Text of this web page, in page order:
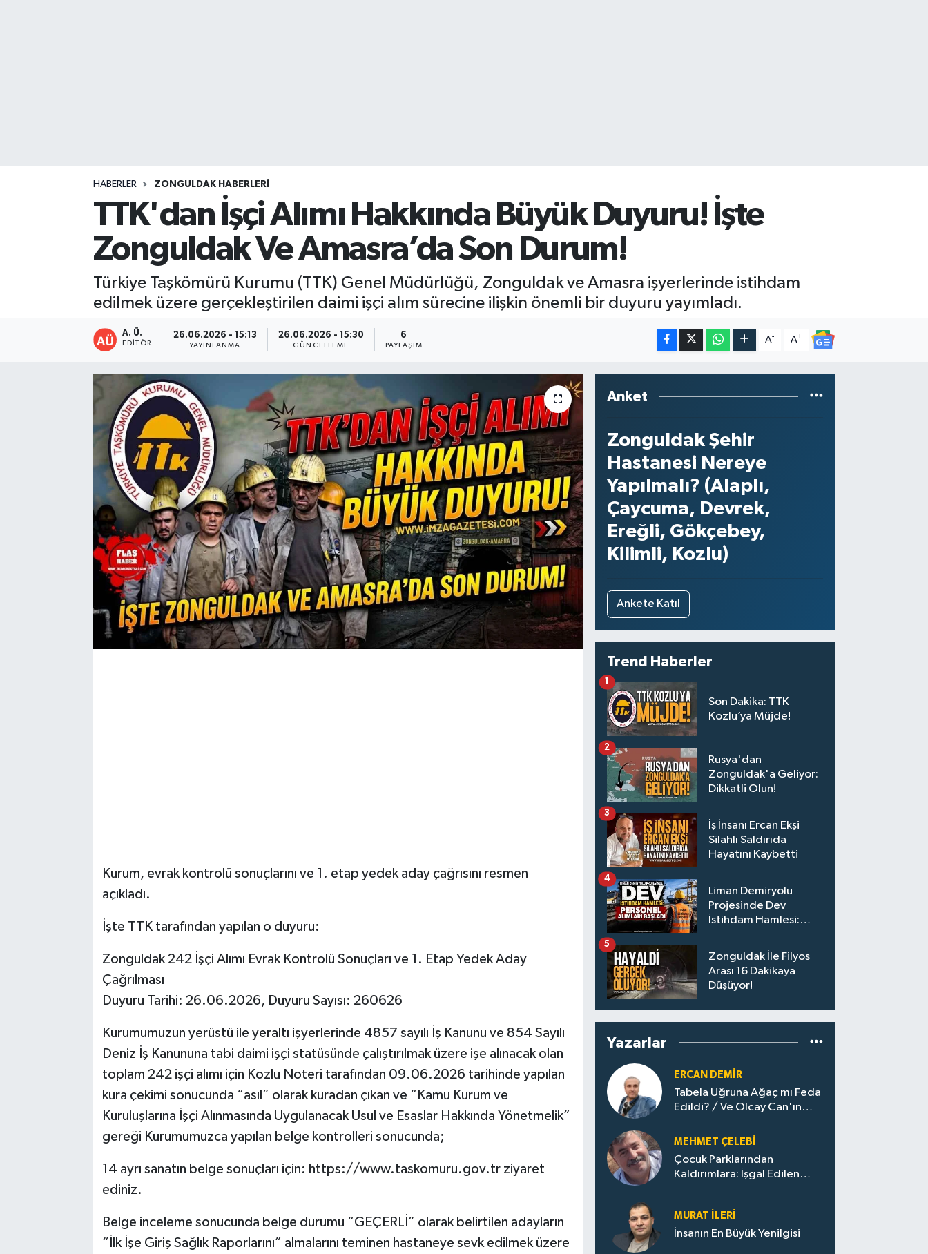
HABERLER ZONGULDAK HABERLERI
TTK'dan İşçi Alımı Hakkında Büyük Duyuru! İşte
Zonguldak Ve Amasra’da Son Durum!
Türkiye Taşkömürü Kurumu (TTK) Genel Müdürlüğü, Zonguldak ve Amasra işyerlerinde istihdam
edilmek üzere gerçekleştirilen daimi işçi alım sürecine ilişkin önemli bir duyuru yayımladı.
A. Ü.
EDITÖR
26.06.2026 - 15:13
YAYINLANMA
26.06.2026 - 15:30
GÜNCELLEME
6
PAYLAŞIM
A- A+
Kurum, evrak kontrolü sonuçlarını ve 1. etap yedek aday çağrısını resmen
açıkladı.
İşte TTK tarafından yapılan o duyuru:
Zonguldak 242 İşçi Alımı Evrak Kontrolü Sonuçları ve 1. Etap Yedek Aday
Çağrılması
Duyuru Tarihi: 26.06.2026, Duyuru Sayısı: 260626
Kurumumuzun yerüstü ile yeraltı işyerlerinde 4857 sayılı İş Kanunu ve 854 Sayılı
Deniz İş Kanununa tabi daimi işçi statüsünde çalıştırılmak üzere işe alınacak olan
toplam 242 işçi alımı için Kozlu Noteri tarafından 09.06.2026 tarihinde yapılan
kura çekimi sonucunda “asıl” olarak kuradan çıkan ve “Kamu Kurum ve
Kuruluşlarına İşçi Alınmasında Uygulanacak Usul ve Esaslar Hakkında Yönetmelik”
gereği Kurumumuzca yapılan belge kontrolleri sonucunda;
14 ayrı sanatın belge sonuçları için: https://www.taskomuru.gov.tr ziyaret
ediniz.
Belge inceleme sonucunda belge durumu “GEÇERLİ” olarak belirtilen adayların
“İlk İşe Giriş Sağlık Raporlarını” almalarını teminen hastaneye sevk edilmek üzere
Anket
Zonguldak Şehir
Hastanesi Nereye
Yapılmalı? (Alaplı,
Çaycuma, Devrek,
Ereğli, Gökçebey,
Kilimli, Kozlu)
Ankete Katıl
Trend Haberler
Son Dakika: TTK
Kozlu’ya Müjde!
1
Rusya'dan
Zonguldak'a Geliyor:
Dikkatli Olun!
2
İş İnsanı Ercan Ekşi
Silahlı Saldırıda
Hayatını Kaybetti
3
Liman Demiryolu
Projesinde Dev
İstihdam Hamlesi:
4
Zonguldak İle Filyos
Arası 16 Dakikaya
Düşüyor!
5
Yazarlar
ERCAN DEMIR
Tabela Uğruna Ağaç mı Feda
Edildi? / Ve Olcay Can'ın
MEHMET ÇELEBI
Çocuk Parklarından
Kaldırımlara: İşgal Edilen
MURAT İLERI
İnsanın En Büyük Yenilgisi
KASTAMONU